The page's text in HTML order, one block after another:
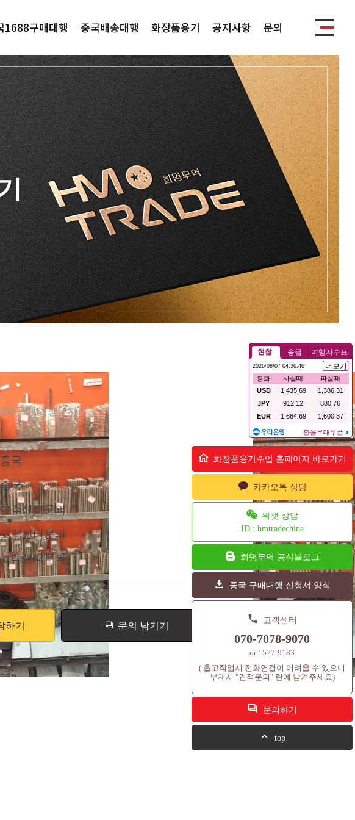
1688구매대행 중국배송대행 화장품용기 공지사항 문의
화장품용기수입 홈페이지 바로가기
카카오톡 상담
위챗 상담
ID : hmtradechina
희명무역 공식블로그
중국 구매대행 신청서 양식
고객센터
070-7078-9070
or 1577-9183
( 출고작업시 전화연결이 어려울 수 있으니
부재시 "견적문의" 란에 남겨주세요)
문의하기
top
구매대행 #자석
중국
중국
고객센터문의
고객센터문의
고객센터문의
하기 문의 남기기